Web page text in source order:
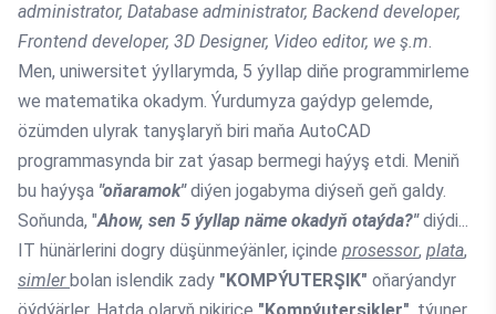
administrator, Database administrator, Backend developer,
Frontend developer, 3D Designer, Video editor, we ş.m.
Men, uniwersitet ýyllarymda, 5 ýyllap diňe programmirleme
we matematika okadym. Ýurdumyza gaýdyp gelemde,
özümden ulyrak tanyşlaryň biri maňa AutoCAD
programmasynda bir zat ýasap bermegi haýyş etdi. Meniň
bu haýyşa "oňaramok"diýen jogabyma diýseň geň galdy.
Soňunda, "Ahow, sen 5 ýyllap näme okadyň otaýda?"diýdi...
IT hünärlerini dogry düşünmeýänler, içinde prosessor, plata,
simler bolan islendik zady "KOMPÝUTERŞIK" oňarýandyr